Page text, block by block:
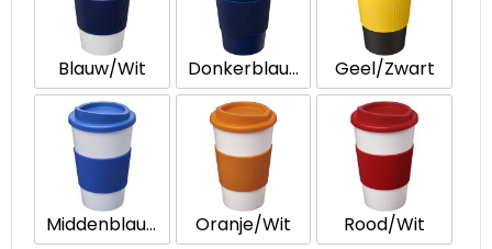
Tablettassen
Toilettassen
Trolleys
Waterbestendige tassen
Goodiebags
Waterman
Xoopar
Blauw/Wit Donkerblauw Geel/Zwart
Middenblauw/Wit Oranje/Wit Rood/Wit